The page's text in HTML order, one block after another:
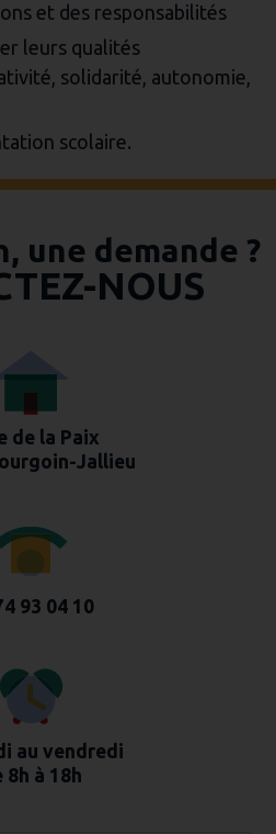
et des responsabilités
leurs qualités
solidarité, autonomie,
scolaire.
une demande ?
NOUS
de la Paix
Jallieu
93 04 10
au vendredi
8h à 18h